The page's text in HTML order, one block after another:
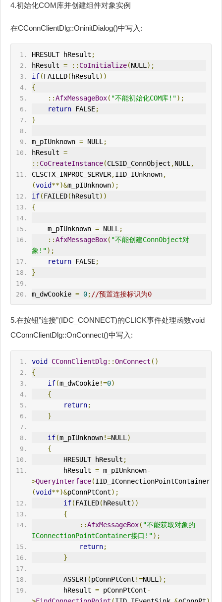
4.初始化COM库并创建组件对象实例
在CConnClientDlg::OninitDialog()中写入:
HRESULT hResult ;
hResult = :: CoInitialize(NULL );
if(FAILED( hResult))
{
::AfxMessageBox( "不能初始化COM库!");
return FALSE;
}
m_pIUnknown = NULL ;
hResult =
:: CoCreateInstance(CLSID_ConnObject ,NULL ,
CLSCTX_INPROC_SERVER,IID_IUnknown,
(void**)&m_pIUnknown);
if(FAILED( hResult))
{
    m_pIUnknown
= NULL ;
::AfxMessageBox( "不能创建ConnObject对
象!");
return FALSE;
}
m_dwCookie = 0; //预置连接标识为0
5.在按钮”连接”(IDC_CONNECT)的CLICK事件处理函数void
CConnClientDlg::OnConnect()中写入:
void CConnClientDlg::OnConnect ()
{
if(m_dwCookie!=0)
{
return;
}
if(m_pIUnknown!=NULL )
{
HRESULT hResult ;
        hResult
= m_pIUnknown-
>QueryInterface(IID_IConnectionPointContainer,
(void**)&pConnPtCont);
if(FAILED( hResult))
{
::AfxMessageBox( "不能获取对象的
IConnectionPointContainer接口!");
return;
}
        ASSERT
(pConnPtCont !=NULL );
        hResult
= pConnPtCont-